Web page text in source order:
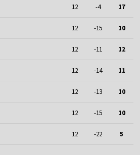
12 -4 17
12 -15 10
12 -11 12
12 -14 11
12 -13 10
12 -15 10
12 -22 5